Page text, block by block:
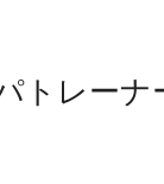
トレーナ